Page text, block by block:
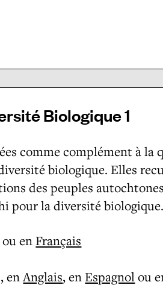
Biologique 1
comme complément à la
biologique. Elles
des peuples
pour la diversité biologique.
ou en Français
enAnglais, en Espagnolou